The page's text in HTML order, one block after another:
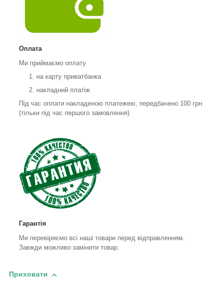
Оплата
Ми приймаємо оплату
на карту приватбанка
накладний платіж
Під час оплати накладеною платежею, передбачено 100 грн
(тільки під час першого замовлення)
Гарантія
Ми перевіряємо всі наші товари перед відправленням.
Завжди можливо замінити товар.
Приховати